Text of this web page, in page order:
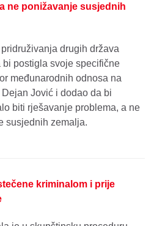
ne ponižavanje susjednih
drugih država
postigla svoje specifične
međunarodnih odnosa na
Jović i dodao da bi
biti rješavanje problema, a ne
susjednih zemalja.
kriminalom i prije